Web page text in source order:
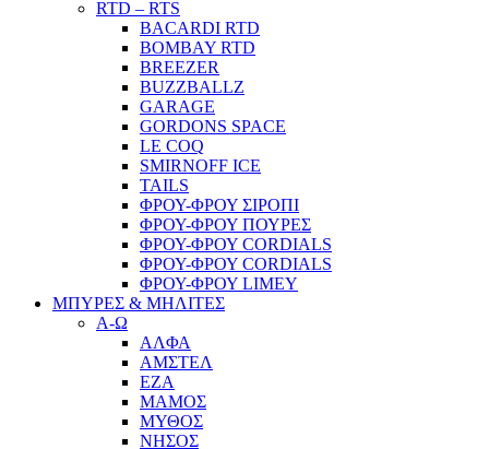
RTD – RTS
BACARDI RTD
BOMBAY RTD
BREEZER
BUZZBALLZ
GARAGE
GORDONS SPACE
LE COQ
SMIRNOFF ICE
TAILS
ΦΡΟΥ-ΦΡΟΥ ΣΙΡΟΠΙ
ΦΡΟΥ-ΦΡΟΥ ΠΟΥΡΕΣ
ΦΡΟΥ-ΦΡΟΥ CORDIALS
ΦΡΟΥ-ΦΡΟΥ CORDIALS
ΦΡΟΥ-ΦΡΟΥ LIMEY
ΜΠΥΡΕΣ & ΜΗΛΙΤΕΣ
Α-Ω
ΑΛΦΑ
ΑΜΣΤΕΛ
ΕΖΑ
ΜΑΜΟΣ
ΜΥΘΟΣ
ΝΗΣΟΣ